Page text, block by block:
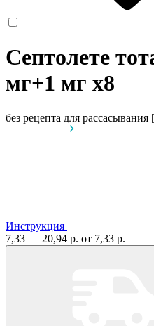
Септолете
мг+1 мг x8
без рецепта для
Инструкция
7,33 — 20,94 р. от 7,33 р.